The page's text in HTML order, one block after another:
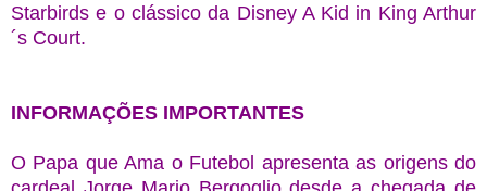
Starbirds e o clássico da Disney A Kid in King Arthur
´s Court.
INFORMAÇÕES IMPORTANTES
O Papa que Ama o Futebol apresenta as origens do